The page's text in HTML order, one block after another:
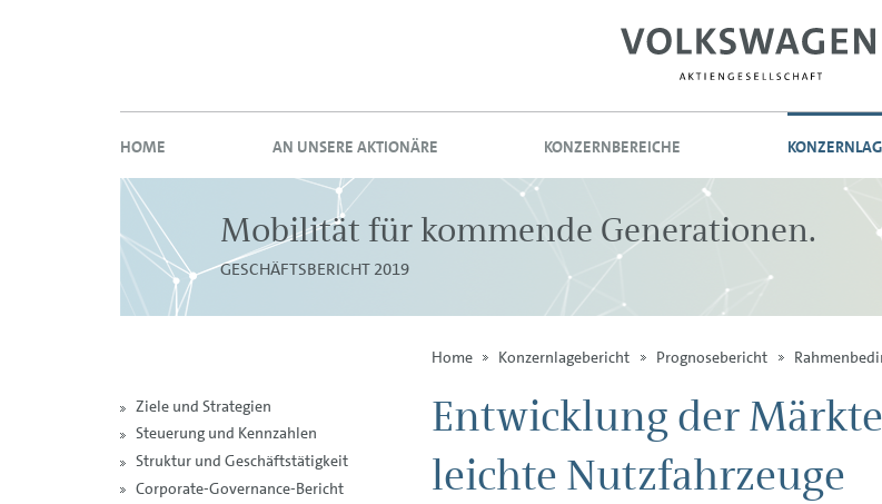
HOME AN UNSERE AKTIONÄRE KONZERNBEREICHE
Mobilität für kommende Generationen.
GESCHÄFTSBERICHT 2019
Ziele und Strategien
Steuerung und Kennzahlen
Struktur und Geschäftstätigkeit
Corporate-Governance-Bericht
Home Konzernlagebericht Prognosebericht
Entwicklung der
leichte Nutzfahrzeuge